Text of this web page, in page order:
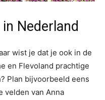
Nederland
wist je dat je ook in de
en Flevoland prachtige
Plan bijvoorbeeld eens
velden van Anna